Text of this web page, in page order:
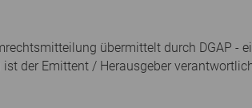
übermittelt durch DGAP -
der Emittent / Herausgeber